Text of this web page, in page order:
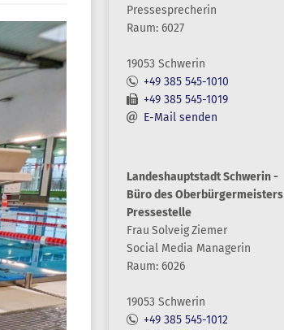
Pressesprecherin
Raum: 6027
19053 Schwerin
+49 385 545-1010
+49 385 545-1019
E-Mail senden
Landeshauptstadt Schwerin -
Büro des Oberbürgermeisters
Pressestelle
Frau SolveigZiemer
Social Media Managerin
Raum: 6026
19053 Schwerin
+49 385 545-1012